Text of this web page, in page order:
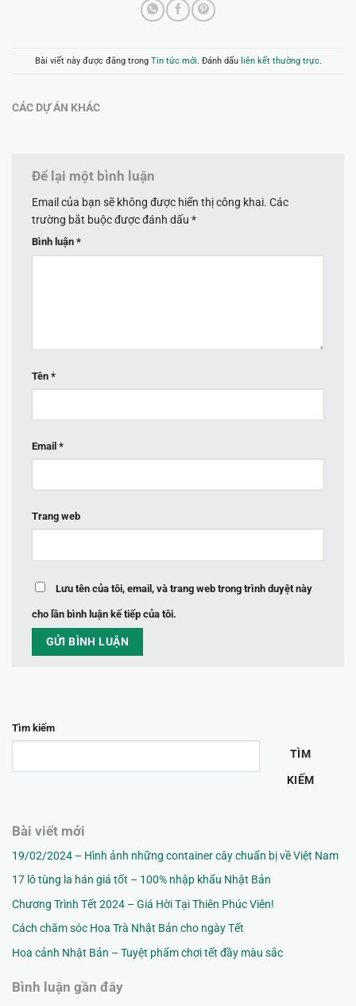
Tìm kiếm
TÌM
KIẾM
Bài viết mới
19/02/2024 – Hình ảnh những container cây chuẩn bị về Việt Nam
17 lô tùng la hán giá tốt – 100% nhập khẩu Nhật Bản
Chương Trình Tết 2024 – Giá Hời Tại Thiên Phúc Viên!
Cách chăm sóc Hoa Trà Nhật Bản cho ngày Tết
Hoa cảnh Nhật Bản – Tuyệt phẩm chơi tết đầy màu sắc
Bình luận gần đây
Bài viết này được đăng trong Tin tức mới. Đánh dấu liên kết thường trực.
CÁC DỰ ÁN KHÁC
Để lại một bình luận
Email của bạn sẽ không được hiển thị công khai. Các
trường bắt buộc được đánh dấu *
Bình luận *
Tên *
Email *
Trang web
Lưu tên của tôi, email, và trang web trong trình duyệt này
cho lần bình luận kế tiếp của tôi.